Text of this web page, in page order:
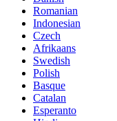
Romanian
Indonesian
Czech
Afrikaans
Swedish
Polish
Basque
Catalan
Esperanto